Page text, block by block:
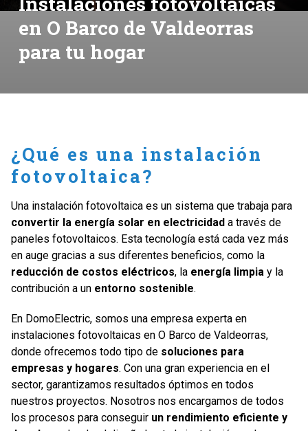
en O Barco de Valdeorras
para tu hogar
¿Qué es una instalación
fotovoltaica?
Una instalación fotovoltaica es un sistema que trabaja para
convertir la energía solar en electricidad a través de
paneles fotovoltaicos. Esta tecnología está cada vez más
en auge gracias a sus diferentes beneficios, como la
reducción de costos eléctricos, la energía limpia y la
contribución a un entorno sostenible.
En DomoElectric, somos una empresa experta en
instalaciones fotovoltaicas en O Barco de Valdeorras,
donde ofrecemos todo tipo de soluciones para
empresas y hogares. Con una gran experiencia en el
sector, garantizamos resultados óptimos en todos
nuestros proyectos. Nosotros nos encargamos de todos
los procesos para conseguir un rendimiento eficiente y